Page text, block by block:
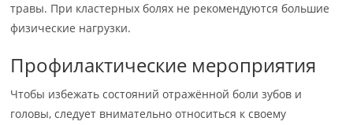
травы. При кластерных болях не рекомендуются большие
физические нагрузки.
Профилактические мероприятия
Чтобы избежать состояний отражённой боли зубов и
головы, следует внимательно относиться к своему